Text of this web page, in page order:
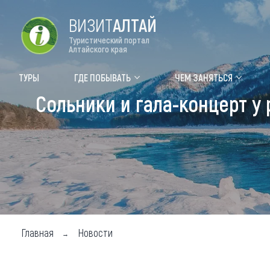
Форум VISIT ALTAI
Туры Где
Топ
ВИЗИТАЛТАЙ
Туристический портал
Алтайского края
ТУРЫ ГДЕ ПОБЫВАТЬ ЧЕМ ЗАНЯТЬСЯ
Сольники и гала-концерт
Главная Новости